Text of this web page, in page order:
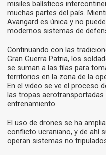
misiles balísticos
muchas partes del país.
Avangard es única y no
modernos sistemas de
Continuando con las
Gran Guerra Patria, los
se suman a las filas para
territorios en la zona de la
En el video se ve el proceso
las tropas aerotransportadas
entrenamiento.
El uso de drones se ha
conflicto ucraniano, y de ahí
operan sistemas no